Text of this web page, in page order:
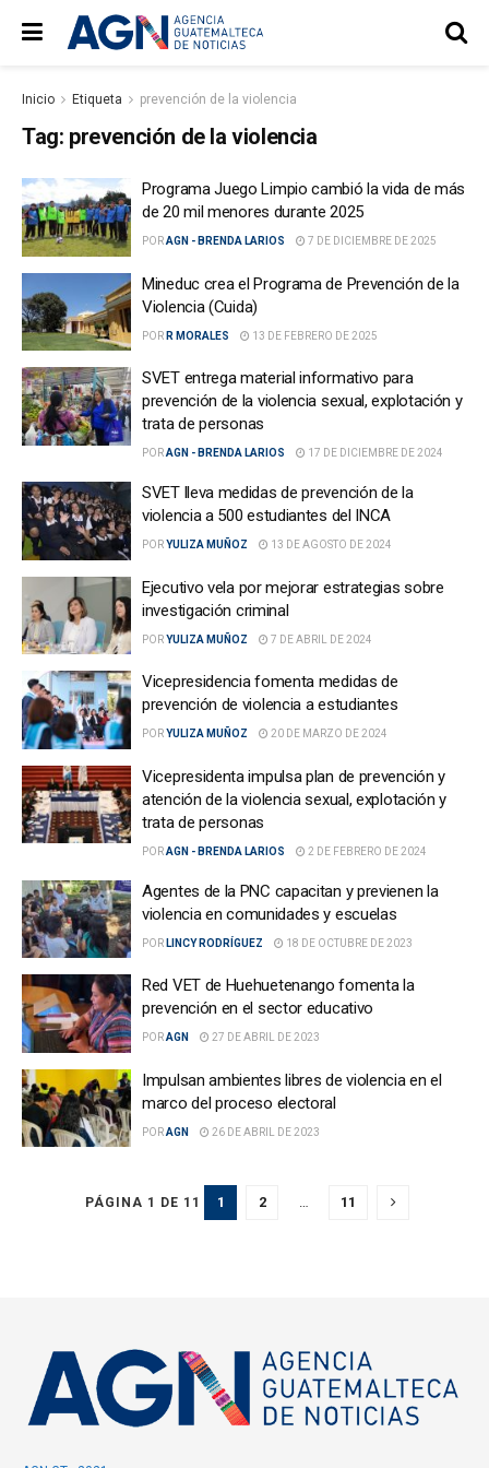
Inicio Etiqueta prevención de la violencia
Tag: prevención de la violencia
Programa Juego Limpio cambió la vida de más
de 20 mil menores durante 2025
PORAGN - BRENDA LARIOS 7 DE DICIEMBRE DE 2025
Mineduc crea el Programa de Prevención de la
Violencia (Cuida)
POR R MORALES 13 DE FEBRERO DE 2025
SVET entrega material informativo para
prevención de la violencia sexual, explotación y
trata de personas
PORAGN - BRENDA LARIOS 17 DE DICIEMBRE DE 2024
SVET lleva medidas de prevención de la
violencia a 500 estudiantes del INCA
PORYULIZA MUÑOZ 13 DE AGOSTO DE 2024
Ejecutivo vela por mejorar estrategias sobre
investigación criminal
PORYULIZA MUÑOZ 7 DE ABRIL DE 2024
Vicepresidencia fomenta medidas de
prevención de violencia a estudiantes
PORYULIZA MUÑOZ 20 DE MARZO DE 2024
Vicepresidenta impulsa plan de prevención y
atención de la violencia sexual, explotación y
trata de personas
PORAGN - BRENDA LARIOS 2 DE FEBRERO DE 2024
Agentes de la PNC capacitan y previenen la
violencia en comunidades y escuelas
POR LINCY RODRÍGUEZ 18 DE OCTUBRE DE 2023
Red VET de Huehuetenango fomenta la
prevención en el sector educativo
PORAGN 27 DE ABRIL DE 2023
Impulsan ambientes libres de violencia en el
marco del proceso electoral
PORAGN 26 DE ABRIL DE 2023
PÁGINA 1 DE 11 1 2 … 11